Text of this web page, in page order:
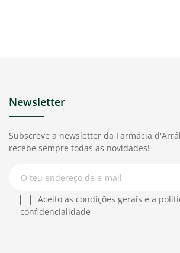
Newsletter
Subscreve a newsletter da Farmácia
recebe sempre todas as novidades!
Aceito as condições gerais e a
confidencialidade